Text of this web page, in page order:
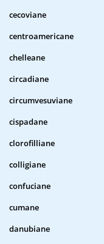
cecoviane
centroamericane
chelleane
circadiane
circumvesuviane
cispadane
clorofilliane
colligiane
confuciane
cumane
danubiane